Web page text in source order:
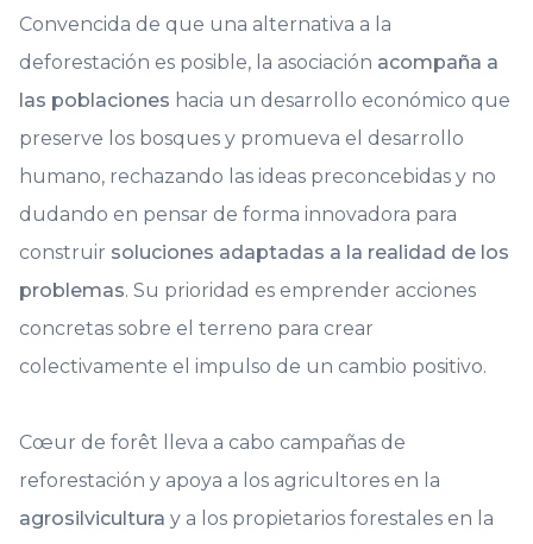
Convencida de que una alternativa a la
deforestación es posible, la asociación acompaña a
las poblaciones hacia un desarrollo económico que
preserve los bosques y promueva el desarrollo
humano, rechazando las ideas preconcebidas y no
dudando en pensar de forma innovadora para
construir soluciones adaptadas a la realidad de los
problemas. Su prioridad es emprender acciones
concretas sobre el terreno para crear
colectivamente el impulso de un cambio positivo.
Cœur de forêt lleva a cabo campañas de
reforestación y apoya a los agricultores en la
agrosilvicultura y a los propietarios forestales en la